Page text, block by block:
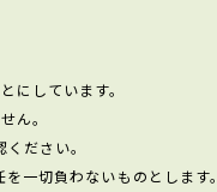
にしています。
ん。
ださい。
一切負わないものとします。